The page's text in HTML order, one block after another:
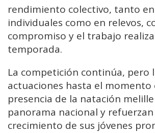
rendimiento colectivo, tanto
individuales como en relevos,
compromiso y el trabajo
temporada.
La competición continúa, pero
actuaciones hasta el momento
presencia de la natación
panorama nacional y
crecimiento de sus jóvenes